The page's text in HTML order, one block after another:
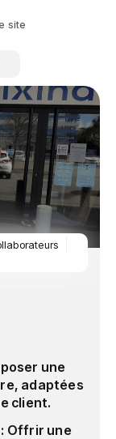
site
une
adaptées
client.
Offrir une